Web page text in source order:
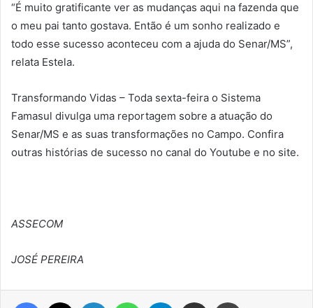
“É muito gratificante ver as mudanças aqui na fazenda que
o meu pai tanto gostava. Então é um sonho realizado e
todo esse sucesso aconteceu com a ajuda do Senar/MS”,
relata Estela.
Transformando Vidas – Toda sexta-feira o Sistema
Famasul divulga uma reportagem sobre a atuação do
Senar/MS e as suas transformações no Campo. Confira
outras histórias de sucesso no canal do Youtube e no site.
ASSECOM
JOSÉ PEREIRA
Facebook Linkedin WhatsAppTelegram Compartilhar via e-mail